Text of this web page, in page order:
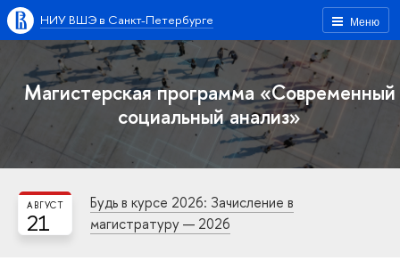
Меню
НИУ ВШЭ в Санкт-Петербурге
Магистерская программа «Современный
социальный анализ»
21
АВГУСТ
Будь в курсе 2026: Зачисление в
магистратуру — 2026